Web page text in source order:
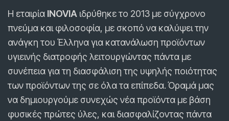
Η εταιρία INOVIA ιδρύθηκε τo 2013 με σύγχρονο
πνεύμα και φιλοσοφία, με σκοπό να καλύψει την
ανάγκη του Έλληνα για κατανάλωση προϊόντων
υγιεινής διατροφής λειτουργώντας πάντα με
συνέπεια για τη διασφάλιση της υψηλής ποιότητας
των προϊόντων της σε όλα τα επίπεδα. Όραμά μας
να δημιουργούμε συνεχώς νέα προϊόντα με βάση
φυσικές πρώτες ύλες, και διασφαλίζοντας πάντα